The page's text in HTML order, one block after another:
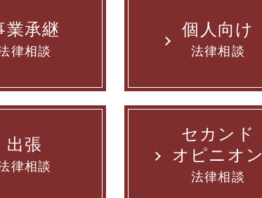
業承継
律相談
個人向け
法律相談
出張
律相談
セカンド
オピニオン
法律相談